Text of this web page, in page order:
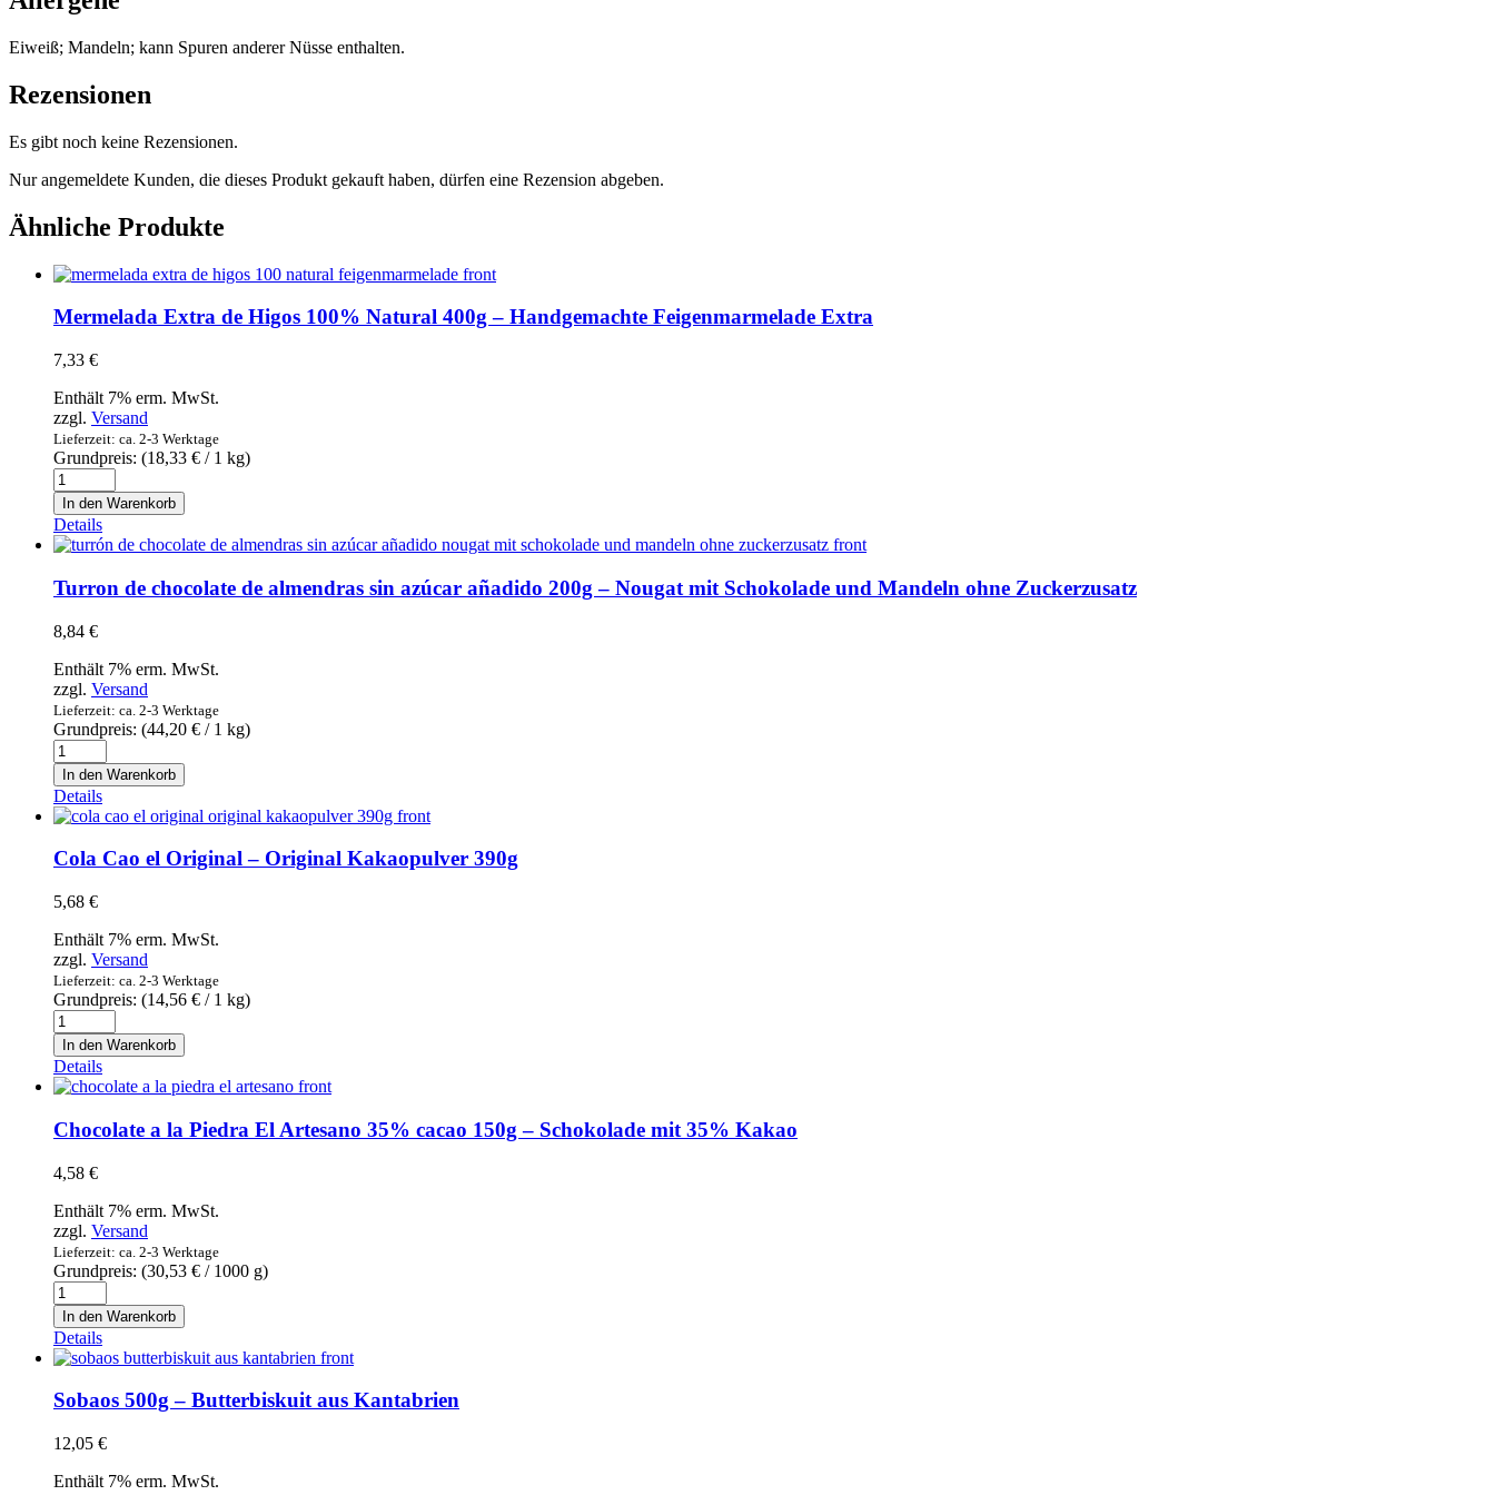
Eiweiß; Mandeln; kann Spuren anderer Nüsse enthalten.
Rezensionen
Es gibt noch keine Rezensionen.
Nur angemeldete Kunden, die dieses Produkt gekauft haben, dürfen eine Rezension abgeben.
Ähnliche Produkte
Mermelada Extra de Higos 100% Natural 400g – Handgemachte Feigenmarmelade Extra
7,33 €
Enthält 7% erm. MwSt.
zzgl. Versand
Lieferzeit: ca. 2-3 Werktage
Grundpreis: (18,33 € / 1 kg)
Mermelada
Extra
de
Higos
100%
Natural
400g
Handgemachte
Extra
Menge
In den Warenkorb
Details
Turron de chocolate de almendras sin azúcar añadido 200g – Nougat mit Schokolade und Mandeln ohne Zuckerzusatz
8,84 €
Enthält 7% erm. MwSt.
zzgl. Versand
Lieferzeit: ca. 2-3 Werktage
Grundpreis: (44,20 € / 1 kg)
Turron
de
chocolate
de
almendras
sin
azúcar
200g
Nougat
mit
Schokolade
und
Mandeln
ohne
Zuckerzusatz
Menge
In den Warenkorb
Details
Cola Cao el Original – Original Kakaopulver 390g
5,68 €
Enthält 7% erm. MwSt.
zzgl. Versand
Lieferzeit: ca. 2-3 Werktage
Grundpreis: (14,56 € / 1 kg)
Cola
Cao
el
Original
-
Original
Kakaopulver
Menge
In den Warenkorb
Details
Chocolate a la Piedra El Artesano 35% cacao 150g – Schokolade mit 35% Kakao
4,58 €
Enthält 7% erm. MwSt.
zzgl. Versand
Lieferzeit: ca. 2-3 Werktage
Grundpreis: (30,53 € / 1000 g)
Chocolate
a
la
Piedra
El
Artesano
35%
150g
Schokolade
In den Warenkorb
Details
Sobaos 500g – Butterbiskuit aus Kantabrien
12,05 €
Enthält 7% erm. MwSt.